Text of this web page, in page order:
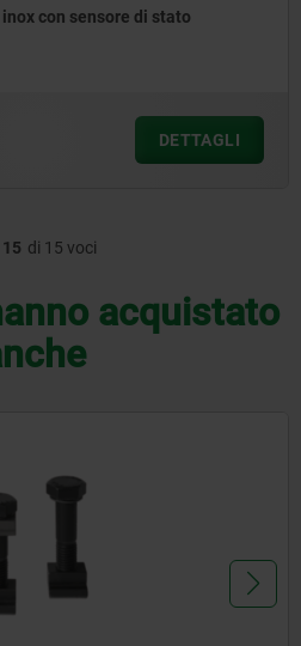
con sensore di stato
DETTAGLI
15 di 15 voci
acquistato